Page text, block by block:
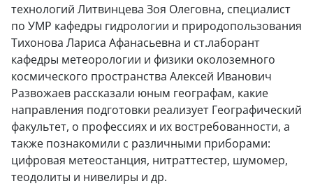
технологий Литвинцева Зоя Олеговна, специалист
по УМР кафедры гидрологии и природопользования
Тихонова Лариса Афанасьевна и ст.лаборант
кафедры метеорологии и физики околоземного
космического пространства Алексей Иванович
Развожаев рассказали юным географам, какие
направления подготовки реализует Географический
факультет, о профессиях и их востребованности, а
также познакомили с различными приборами:
цифровая метеостанция, нитраттестер, шумомер,
теодолиты и нивелиры и др.